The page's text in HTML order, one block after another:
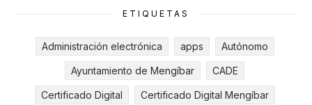
ETIQUETAS
Administración electrónica apps Autónomo
Ayuntamiento de Mengíbar CADE
Certificado Digital Certificado Digital Mengíbar